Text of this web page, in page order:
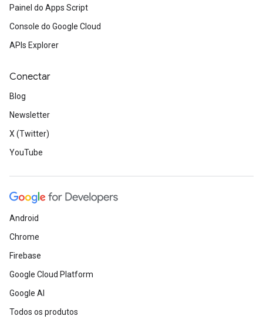
Painel do Apps Script
Console do Google Cloud
APIs Explorer
Conectar
Blog
Newsletter
X (Twitter)
YouTube
Android
Chrome
Firebase
Google Cloud Platform
Google AI
Todos os produtos